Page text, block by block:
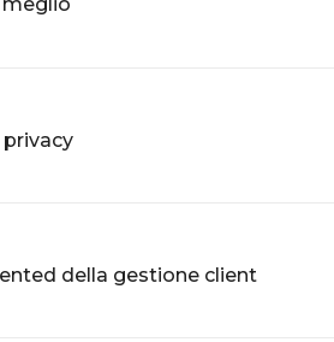
della gestione client